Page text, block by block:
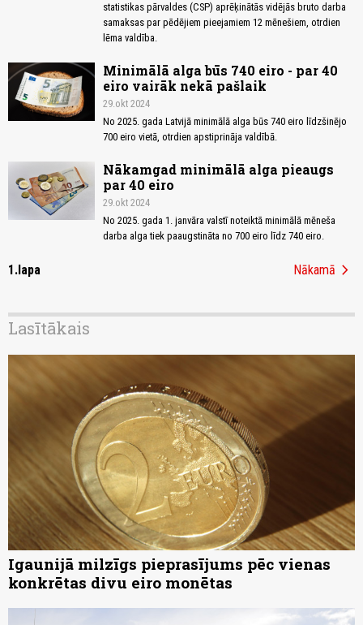
statistikas pārvaldes (CSP) aprēķinātās vidējās bruto darba
samaksas par pēdējiem pieejamiem 12 mēnešiem, otrdien
lēma valdība.
Minimālā alga būs 740 eiro - par 40
eiro vairāk nekā pašlaik
29.okt 2024
No 2025. gada Latvijā minimālā alga būs 740 eiro līdzšinējo
700 eiro vietā, otrdien apstiprināja valdībā.
Nākamgad minimālā alga pieaugs
par 40 eiro
29.okt 2024
No 2025. gada 1. janvāra valstī noteiktā minimālā mēneša
darba alga tiek paaugstināta no 700 eiro līdz 740 eiro.
1.lapa Nākamā chevron_right
Lasītākais
Igaunijā milzīgs pieprasījums pēc vienas
konkrētas divu eiro monētas